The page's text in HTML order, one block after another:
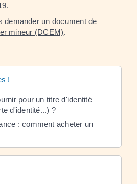
demander un document de
mineur (DCEM).
!
pour un titre d'identité
d'identité...) ?
: comment acheter un